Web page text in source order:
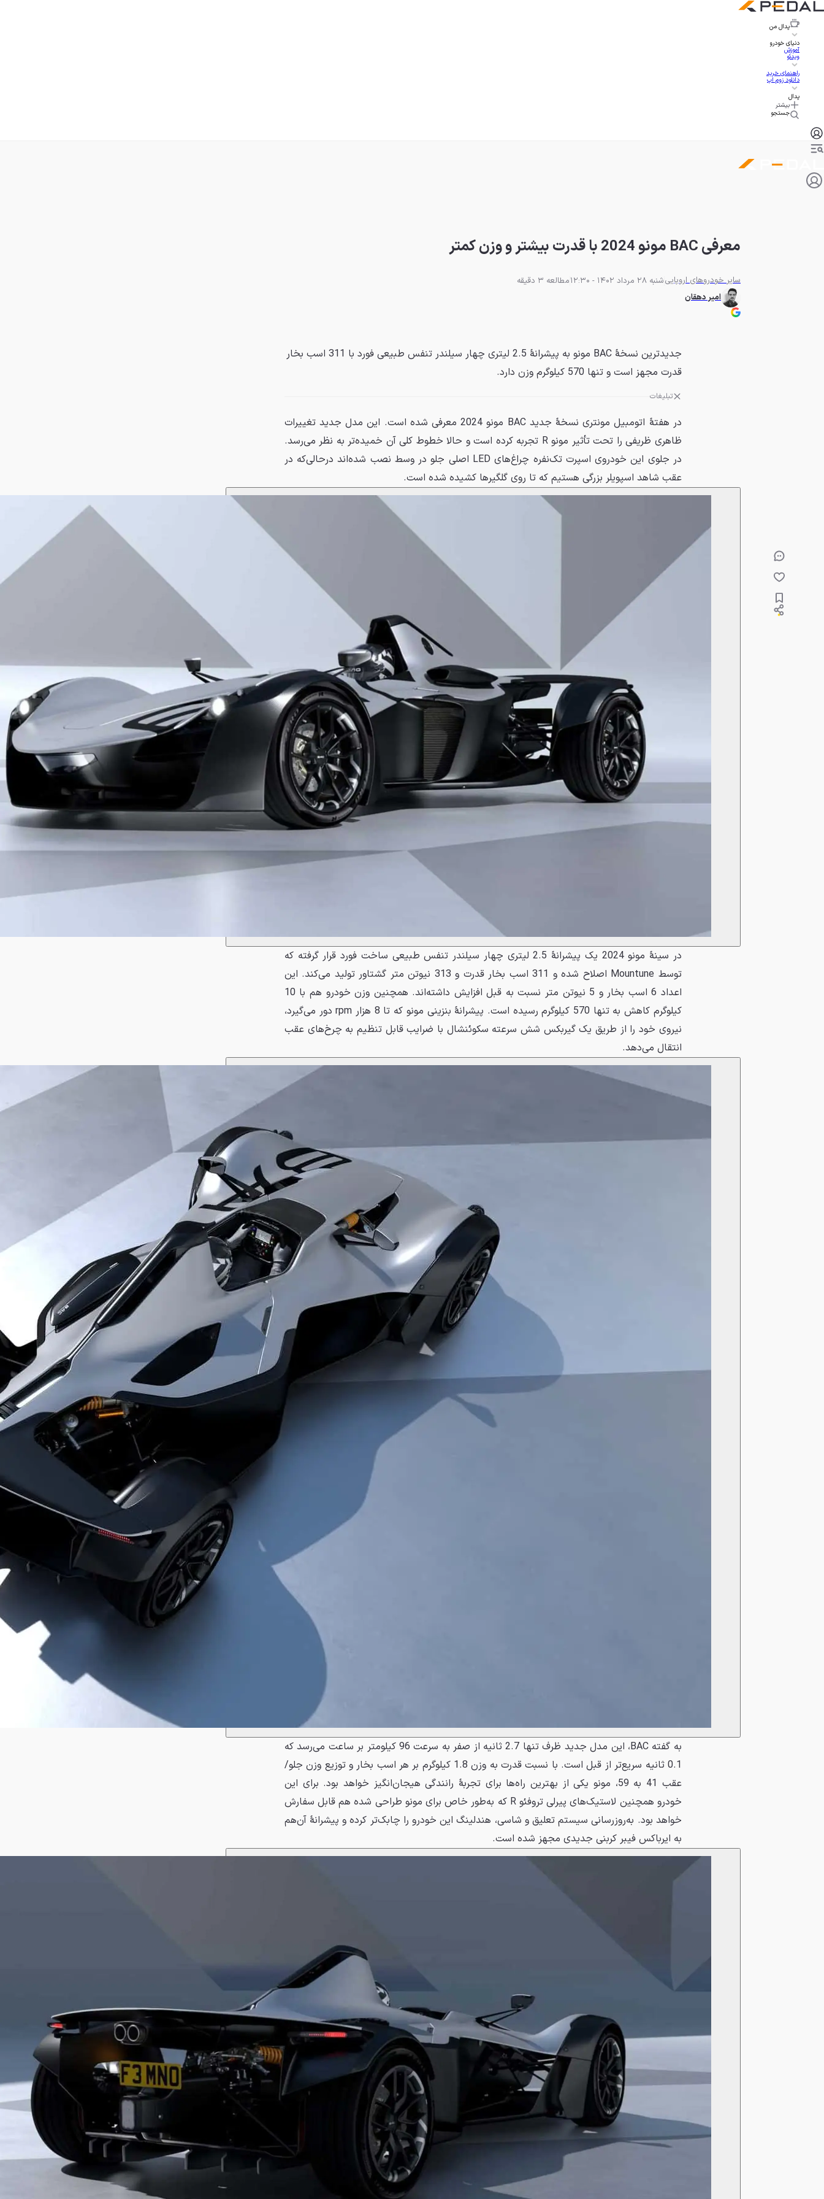
پدال من
دنیای خودرو
آموزش
ویدئو
راهنمای خرید
دانلود زوم اپ
پدال
بیشتر
جستجو
معرفی BAC مونو 2024 با قدرت بیشتر و وزن کمتر
سایر خودروهای اروپاییشنبه 28 مرداد 1402 - 12:30
مطالعه 3 دقیقه
امیر دهقان
جدیدترین نسخهٔ BAC مونو به پیشرانهٔ 2.5 لیتری چهار سیلندر تنفس طبیعی فورد با 311 اسب بخار
قدرت مجهز است و تنها 570 کیلوگرم وزن دارد.
تبلیغات
در هفتهٔ اتومبیل مونتری نسخهٔ جدید BAC مونو 2024 معرفی شده است. این مدل جدید تغییرات
ظاهری ظریفی را تحت تأثیر مونو R تجربه کرده است و حالا خطوط کلی آن خمیده‌تر به نظر می‌رسد.
در جلوی این خودروی اسپرت تک‌نفره چراغ‌های LED اصلی جلو در وسط نصب شده‌اند درحالی‌که در
عقب شاهد اسپویلر بزرگی هستیم که تا روی گلگیرها کشیده شده است.
در سینهٔ مونو 2024 یک پیشرانهٔ 2.5 لیتری چهار سیلندر تنفس طبیعی ساخت فورد قرار گرفته که
توسط Mountune اصلاح شده و 311 اسب بخار قدرت و 313 نیوتن متر گشتاور تولید می‌کند. این
اعداد 6 اسب بخار و 5 نیوتن متر نسبت به قبل افزایش داشته‌اند. همچنین وزن خودرو هم با 10
کیلوگرم کاهش به تنها 570 کیلوگرم رسیده است. پیشرانهٔ بنزینی مونو که تا 8 هزار rpm دور می‌گیرد،
نیروی خود را از طریق یک گیربکس شش سرعته سکوئنشال با ضرایب قابل تنظیم به چرخ‌های عقب
انتقال می‌دهد.
به گفته BAC، این مدل جدید ظرف تنها 2.7 ثانیه از صفر به سرعت 96 کیلومتر بر ساعت می‌رسد که
0.1 ثانیه سریع‌تر از قبل است. با نسبت قدرت به وزن 1.8 کیلوگرم بر هر اسب بخار و توزیع وزن جلو/
عقب 41 به 59، مونو یکی از بهترین راه‌ها برای تجربهٔ رانندگی هیجان‌انگیز خواهد بود. برای این
خودرو همچنین لاستیک‌های پیرلی تروفئو R که به‌طور خاص برای مونو طراحی شده هم قابل سفارش
خواهد بود. به‌روزرسانی سیستم تعلیق و شاسی، هندلینگ این خودرو را چابک‌تر کرده و پیشرانهٔ آن‌هم
به ایرباکس فیبر کربنی جدیدی مجهز شده است.